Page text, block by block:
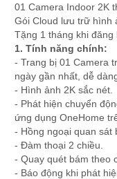
01 Camera Indoor 2K
Gói Cloud lưu trữ hình
Tặng 1 tháng khi đăng
1. Tính năng chính:
- Trang bị 01 Camera
ngày gần nhất, dễ
- Hình ảnh 2K sắc nét.
- Phát hiện chuyển
ứng dụng OneHome
- Hồng ngoại quan sát
- Đàm thoại 2 chiều.
- Quay quét bám theo
- Báo động khi phát